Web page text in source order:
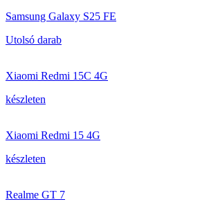
Samsung Galaxy S25 FE
Utolsó darab
Xiaomi Redmi 15C 4G
készleten
Xiaomi Redmi 15 4G
készleten
Realme GT 7